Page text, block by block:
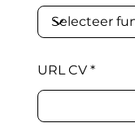
URL CV